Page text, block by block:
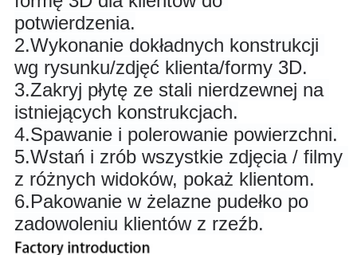
potwierdzenia.
2.Wykonanie dokładnych konstrukcji
wg rysunku/zdjęć klienta/formy 3D.
3.Zakryj płytę ze stali nierdzewnej na
istniejących konstrukcjach.
4.Spawanie i polerowanie powierzchni.
5.Wstań i zrób wszystkie zdjęcia / filmy
z różnych widoków, pokaż klientom.
6.Pakowanie w żelazne pudełko po
zadowoleniu klientów z rzeźb.